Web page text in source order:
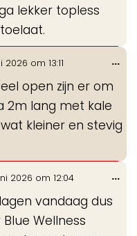
lekker topless
2026 om 13:11
open zijn er om
2m lang met kale
kleiner en stevig
...
2026 om 12:04
vandaag dus
Wellness
...